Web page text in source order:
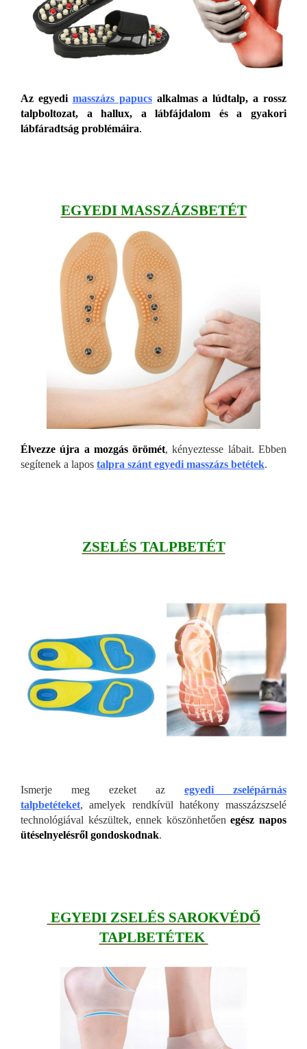
Az egyedi masszázs papucs alkalmas a lúdtalp, a rossz
talpboltozat, a hallux, a lábfájdalom és a gyakori
lábfáradtság problémáira.
EGYEDI MASSZÁZSBETÉT
Élvezze újra a mozgás örömét, kényeztesse lábait. Ebben
segítenek a lapos talpra szánt egyedi masszázs betétek.
ZSELÉS TALPBETÉT
Ismerje meg ezeket az egyedi zselépárnás
talpbetéteket, amelyek rendkívül hatékony masszázszselé
technológiával készültek, ennek köszönhetőenegész napos
ütéselnyelésről gondoskodnak.
EGYEDI ZSELÉS SAROKVÉDŐ
TAPLBETÉTEK